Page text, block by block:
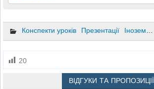
Конспекти уроків Презентації Іноземна мова
20
ВІДГУКИ ТА ПРОПОЗИЦІЇ